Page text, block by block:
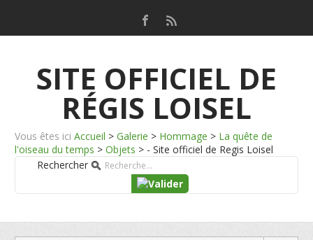
SITE OFFICIEL DE
RÉGIS LOISEL
Vous êtes ici Accueil > Galerie > Hommage > La quête de
l'oiseau du temps > Objets > - Site officiel de Regis Loisel
Rechercher